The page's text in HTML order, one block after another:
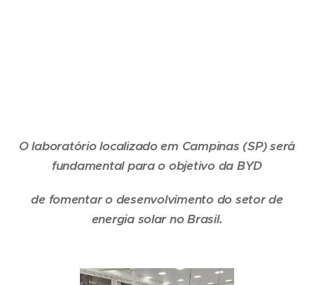
O laboratório localizado em Campinas (SP) será
fundamental para o objetivo da BYD
de fomentar o desenvolvimento do setor de
energia solar no Brasil.